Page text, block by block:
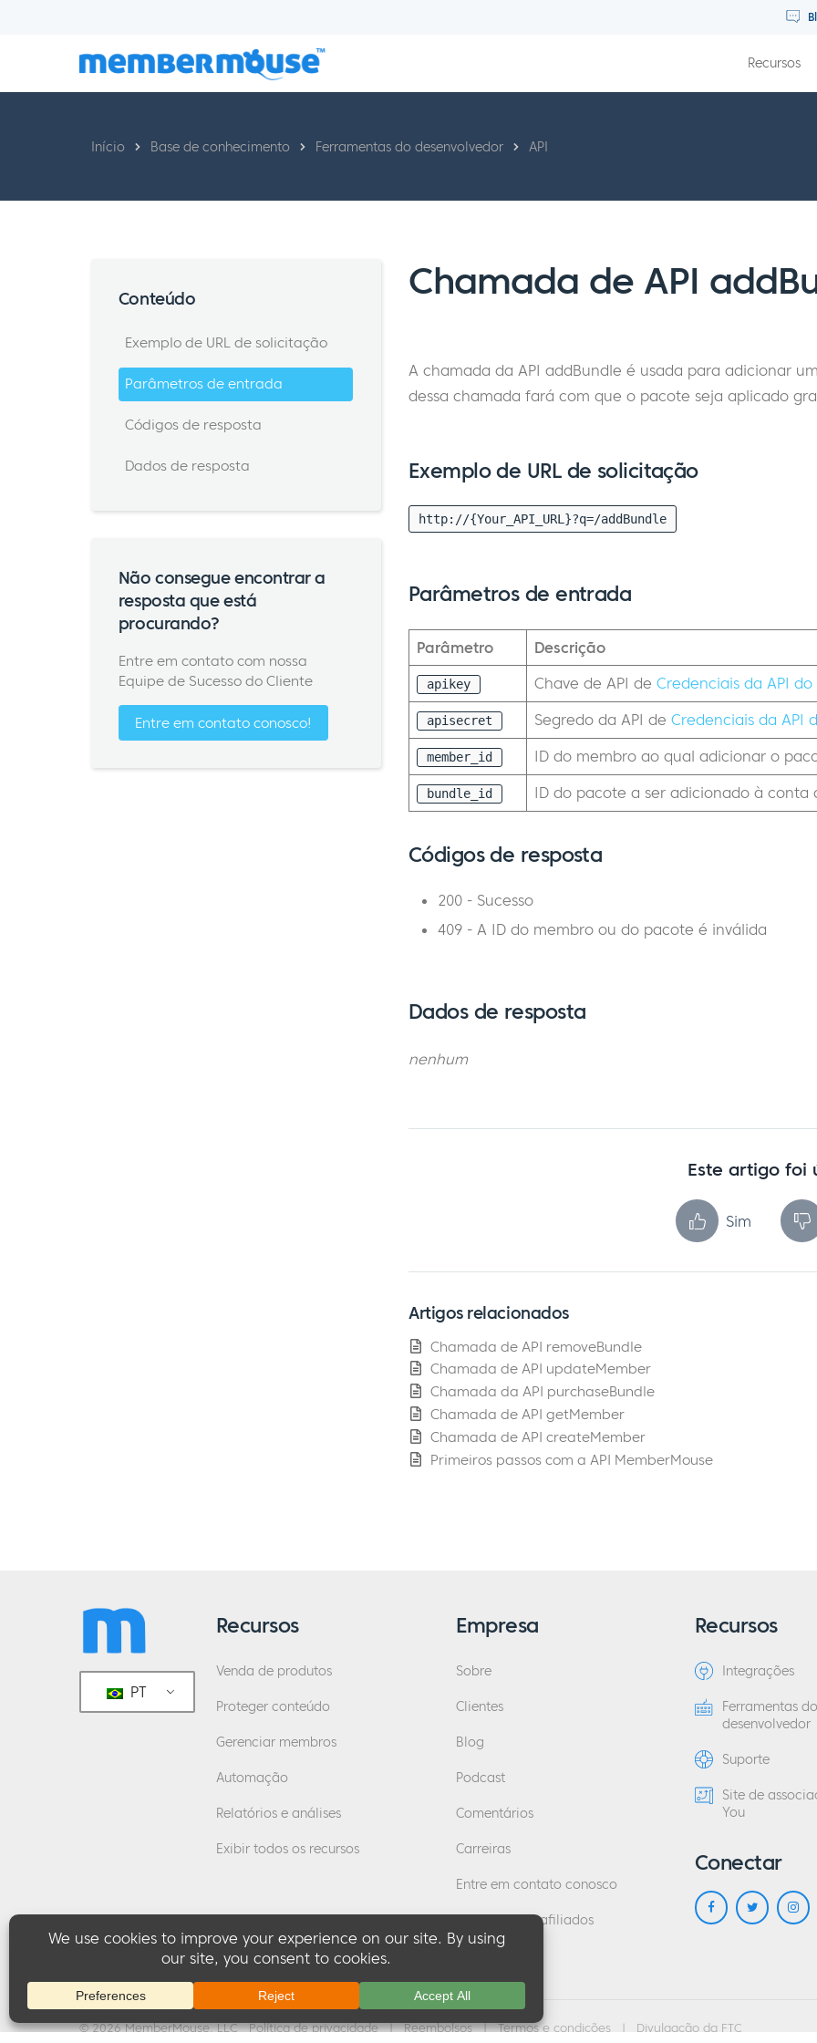
Recursos
Início Base de conhecimento Ferramentas do desenvolvedor API
Chamada de API
A chamada da API addBundle é usada para adicionar
dessa chamada fará com que o pacote seja aplicado
Exemplo de URL de solicitação
http://{Your_API_URL}?q=/addBundle
Parâmetros de entrada
Parâmetro Descrição
apikey Chave de API de Credenciais da API
apisecret Segredo da API de Credenciais da API
member_id ID do membro ao qual adicionar o
bundle_id ID do pacote a ser adicionado à conta
Códigos de resposta
200 - Sucesso
409 - A ID do membro ou do pacote é inválida
Dados de resposta
nenhum
Este artigo foi
Sim
Artigos relacionados
Chamada de API removeBundle
Chamada de API updateMember
Chamada da API purchaseBundle
Chamada de API getMember
Chamada de API createMember
Primeiros passos com a API MemberMouse
Conteúdo
Exemplo de URL de solicitação
Parâmetros de entrada
Códigos de resposta
Dados de resposta
Não consegue encontrar a
resposta que está
procurando?
Entre em contato com nossa
Equipe de Sucesso do Cliente
Entre em contato conosco!
PT
Recursos
Venda de produtos
Proteger conteúdo
Gerenciar membros
Automação
Relatórios e análises
Exibir todos os recursos
Empresa
Sobre
Clientes
Blog
Podcast
Comentários
Carreiras
Entre em contato conosco
Programa de afiliados
Recursos
Integrações
Ferramentas do
desenvolvedor
Suporte
Site de
You
Conectar
© 2026 MemberMouse, LLCPolítica de privacidade|Reembolsos|Termos e condições Divulgação da FTC